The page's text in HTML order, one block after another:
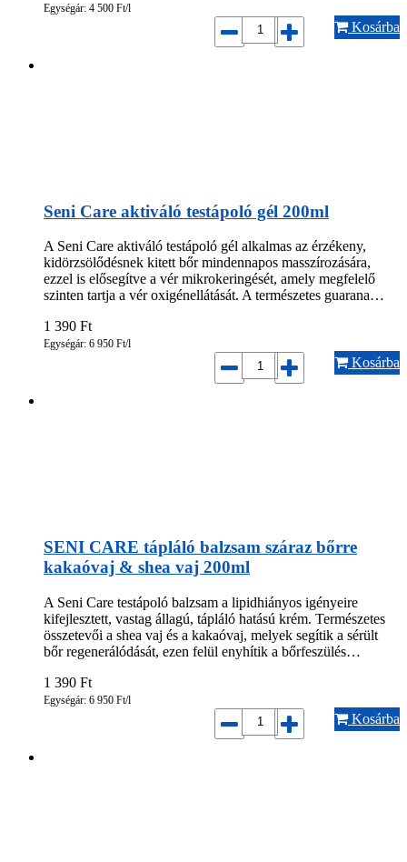
Egységár: 4 500 Ft/l
Kosárba
Seni Care aktiváló testápoló gél 200ml
A Seni Care aktiváló testápoló gél alkalmas az érzékeny,
kidörzsölődésnek kitett bőr mindennapos masszírozására,
ezzel is elősegítve a vér mikrokeringését, amely megfelelő
szinten tartja a vér oxigénellátását. A természetes guarana…
1 390 Ft
Egységár: 6 950 Ft/l
Kosárba
SENI CARE tápláló balzsam száraz bőrre
kakaóvaj & shea vaj 200ml
A Seni Care testápoló balzsam a lipidhiányos igényeire
kifejlesztett, vastag állagú, tápláló hatású krém. Természetes
összetevői a shea vaj és a kakaóvaj, melyek segítik a sérült
bőr regenerálódását, ezen felül enyhítik a bőrfeszülés…
1 390 Ft
Egységár: 6 950 Ft/l
Kosárba